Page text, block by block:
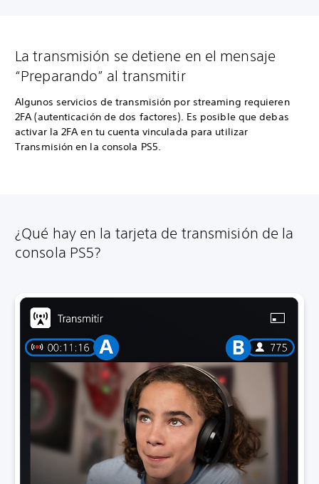
La transmisión se detiene en el mensaje
“Preparando” al transmitir
Algunos servicios de transmisión por streaming requieren
2FA (autenticación de dos factores). Es posible que debas
activar la 2FA en tu cuenta vinculada para utilizar
Transmisión en la consola PS5.
¿Qué hay en la tarjeta de transmisión de la
consola PS5?